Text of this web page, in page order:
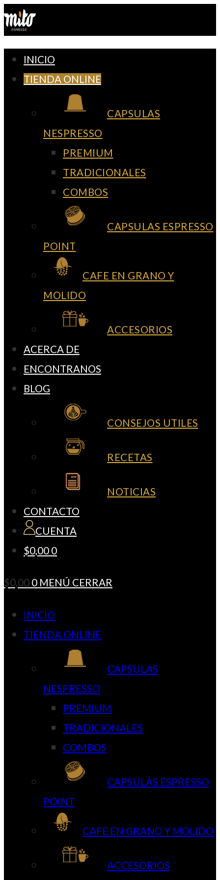
Ir
al
contenido
INICIO
TIENDA ONLINE
CAPSULAS
NESPRESSO
PREMIUM
TRADICIONALES
COMBOS
CAPSULAS ESPRESSO
POINT
CAFE EN GRANO Y
MOLIDO
ACCESORIOS
ACERCA DE
ENCONTRANOS
BLOG
CONSEJOS UTILES
RECETAS
NOTICIAS
CONTACTO
CUENTA
$0,00 0
$0,00 0 MENÚ CERRAR
INICIO
TIENDA ONLINE
CAPSULAS
NESPRESSO
PREMIUM
TRADICIONALES
COMBOS
CAPSULAS ESPRESSO
POINT
CAFE EN GRANO Y MOLIDO
ACCESORIOS